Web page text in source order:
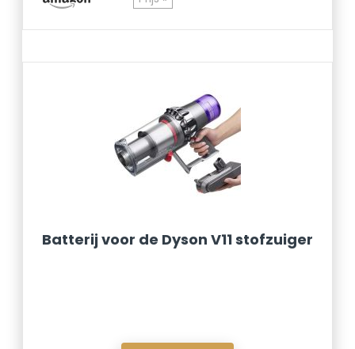
Batterij voor de Dyson V11 stofzuiger